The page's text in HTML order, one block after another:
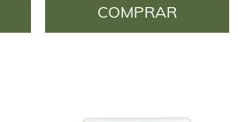
COMPRAR